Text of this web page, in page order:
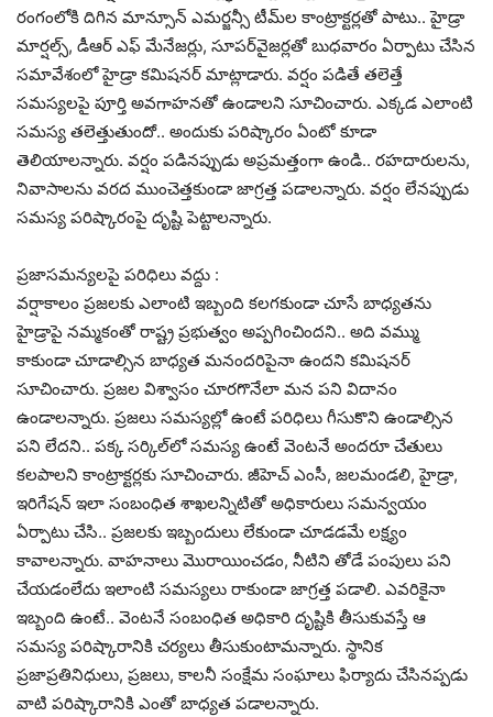
రంగంలోకి దిగిన మాన్సూన్ ఎమ‌ర్జ‌న్సీ టీమ్‌ల కాంట్రాక్ట‌ర్లతో పాటు.. హైడ్రా
మార్ష‌ల్స్‌, డీఆర్ ఎఫ్ మేనేజ‌ర్లు, సూప‌ర్‌వైజ‌ర్ల‌తో బుధ‌వారం ఏర్పాటు చేసిన
స‌మావేశంలో హైడ్రా క‌మిష‌న‌ర్ మాట్లాడారు. వ‌ర్షం ప‌డితే త‌లెత్తే
స‌మ‌స్య‌ల‌పై పూర్తి అవ‌గాహ‌న‌తో ఉండాల‌ని సూచించారు. ఎక్క‌డ ఎలాంటి
స‌మ‌స్య త‌లెత్తుతుందో.. అందుకు ప‌రిష్కారం ఏంటో కూడా
తెలియాల‌న్నారు. వ‌ర్షం ప‌డిన‌ప్పుడు అప్ర‌మ‌త్తంగా ఉండి.. ర‌హ‌దారుల‌ను,
నివాసాల‌ను వ‌ర‌ద ముంచెత్త‌కుండా జాగ్ర‌త్త ప‌డాల‌న్నారు. వ‌ర్షం లేన‌ప్పుడు
స‌మ‌స్య ప‌రిష్కారంపై దృష్టి పెట్టాల‌న్నారు.
ప్ర‌జాస‌మ‌న్య‌ల‌పై ప‌రిధిలు వ‌ద్దు :
వ‌ర్షాకాలం ప్ర‌జ‌ల‌కు ఎలాంటి ఇబ్బంది క‌ల‌గ‌కుండా చూసే బాధ్య‌త‌ను
హైడ్రాపై న‌మ్మ‌కంతో రాష్ట్ర ప్ర‌భుత్వం అప్ప‌గించింద‌ని.. అది వ‌మ్ము
కాకుండా చూడాల్సిన బాధ్య‌త మ‌నంద‌రిపైనా ఉంద‌ని క‌మిష‌న‌ర్
సూచించారు. ప్ర‌జ‌ల విశ్వాసం చూర‌గొనేలా మ‌న ప‌ని విదానం
ఉండాల‌న్నారు. ప్ర‌జ‌లు స‌మ‌స్య‌ల్లో ఉంటే ప‌రిధిలు గీసుకొని ఉండాల్సిన
ప‌ని లేద‌ని.. ప‌క్క స‌ర్కిల్‌లో స‌మ‌స్య ఉంటే వెంట‌నే అంద‌రూ చేతులు
క‌ల‌పాల‌ని కాంట్రాక్ట‌ర్ల‌కు సూచించారు. జీహెచ్ ఎంసీ, జ‌ల‌మండ‌లి, హైడ్రా,
ఇరిగేష‌న్ ఇలా సంబంధిత శాఖ‌ల‌న్నిటితో అధికారులు స‌మ‌న్వ‌యం
ఏర్పాటు చేసి.. ప్ర‌జ‌ల‌కు ఇబ్బందులు లేకుండా చూడ‌డ‌మే ల‌క్ష్యం
కావాల‌న్నారు. వాహ‌నాలు మొరాయించ‌డం, నీటిని తోడే పంపులు ప‌ని
చేయ‌డంలేదు ఇలాంటి స‌మ‌స్య‌లు రాకుండా జాగ్ర‌త్త ప‌డాలి. ఎవ‌రికైనా
ఇబ్బంది ఉంటే.. వెంట‌నే సంబంధిత అధికారి దృష్టికి తీసుకువ‌స్తే ఆ
స‌మ‌స్య ప‌రిష్కారానికి చ‌ర్య‌లు తీసుకుంటామ‌న్నారు. స్థానిక
ప్ర‌జాప్ర‌తినిధులు, ప్ర‌జ‌లు, కాల‌నీ సంక్షేమ సంఘాలు ఫిర్యాదు చేసిన‌ప్ప‌డు
వాటి ప‌రిష్కారానికి ఎంతో బాధ్య‌త ప‌డాల‌న్నారు.